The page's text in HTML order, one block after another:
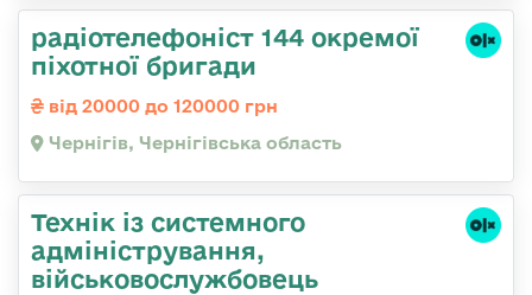
радіотелефоніст 144 окремої
піхотної бригади
від 20000 до 120000 грн
Чернігів, Чернігівська область
Технік із системного
адміністрування,
військовослужбовець